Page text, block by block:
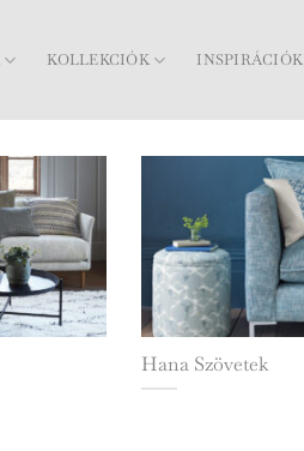
KOLLEKCIÓK INSPIRÁCIÓK
Hana Szövetek